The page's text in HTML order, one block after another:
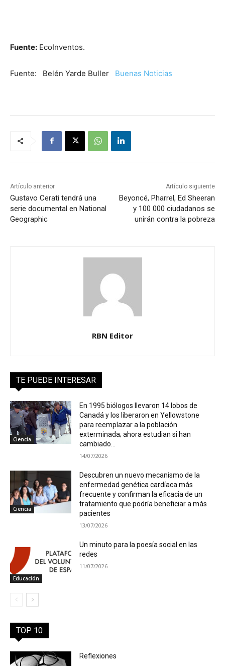
Fuente: EcoInventos.
Fuente: Belén Yarde Buller Buenas Noticias
Artículo anterior
Gustavo Cerati tendrá una
serie documental en National
Geographic
Artículo siguiente
Beyoncé, Pharrel, Ed Sheeran
y 100 000 ciudadanos se
unirán contra la pobreza
RBN Editor
TE PUEDE INTERESAR
Ciencia
En 1995 biólogos llevaron 14 lobos de
Canadá y los liberaron en Yellowstone
para reemplazar a la población
exterminada; ahora estudian si han
cambiado...
14/07/2026
Ciencia
Descubren un nuevo mecanismo de la
enfermedad genética cardíaca más
frecuente y confirman la eficacia de un
tratamiento que podría beneficiar a más
pacientes
13/07/2026
Educación
Un minuto para la poesía social en las
redes
11/07/2026
TOP 10
Reflexiones